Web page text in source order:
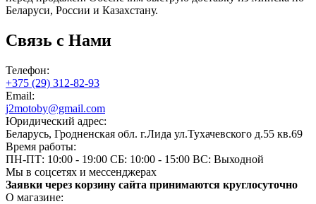
Беларуси, России и Казахстану.
Связь с Нами
Телефон:
+375 (29) 312-82-93
Email:
j2motoby@gmail.com
Юридический адрес:
Беларусь, Гродненская обл. г.Лида ул.Тухачевского д.55 кв.69
Время работы:
ПН-ПТ: 10:00 - 19:00 СБ: 10:00 - 15:00 ВС: Выходной
Мы в соцсетях и мессенджерах
Заявки через корзину сайта принимаются круглосуточно
О магазине: